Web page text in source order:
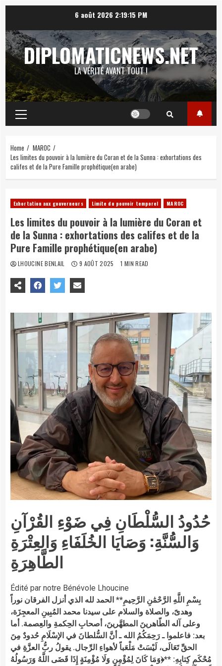
content
6 août 2026 2:19:16 PM
DIPLOMATICNEWS.NET
LA VÉRITÉ AVANT TOUT !
Primary
Menu
Home
MAROC
Les limites du pouvoir à la lumière du Coran et de la Sunna : exhortations des
califes et de la Pure Famille prophétique(en arabe)
Exhortation aux gouverneurs Limite du pouvoir temporel MAROC
Les limites du pouvoir à la lumière du Coran et
de la Sunna : exhortations des califes et de la
Pure Famille prophétique(en arabe)
LHOUCINE BENLAIL 9 AOÛT 2025 1 MIN READ
حُدُودُ السُّلْطَانِ فِي ضَوْءِ القُرْآنِ
وَالسُّنَّةِ: وَصَايَا الخُلَفَاءِ وَالعِتْرَةِ
الطَّاهِرَةِ
Édité par notre Bénévole Lhoucine
بِسْمِ اللَّهِ الرَّحْمَٰنِ الرَّحِيمِ** الحمد لله الذي أنزل الفرقان نوراً
وهدىً، والصلاة والسلام على سيدنا محمد المُبِينِ المعجِزَة،
وعلى آله الطّاهرينَ المطهَّرينَ، أصحابِ الحِكمةِ والعِصمة. أما
بعد: فاعلموا ـ رَحِمَكُمُ الله ـ أنَّ السُّلطانَ في الإسْلَامِ حُدودٌ مِنَ
الحقِّ تَعَالَى، لَيْسَتْ مَلْعَباً لأهواءِ الرِّجال. يقولُ ربُّ العزَّةِ في
مُحْكَمِ كِتابِهِ: **﴿وَمَا كَانَ لِمُؤْمِنٍ وَلَا مُؤْمِنَةٍ إِذَا قَضَى اللَّهُ وَرَسُولُهُ